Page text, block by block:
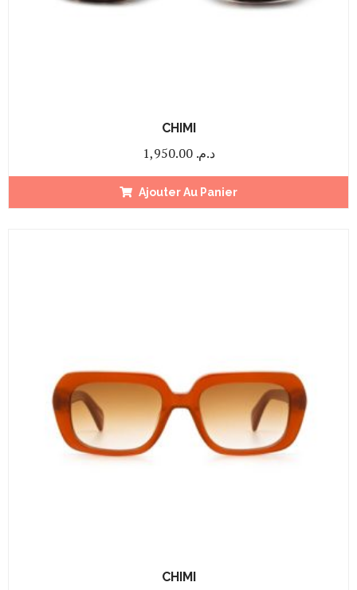
CHIMI
د.م. 1,950.00
Ajouter Au Panier
CHIMI